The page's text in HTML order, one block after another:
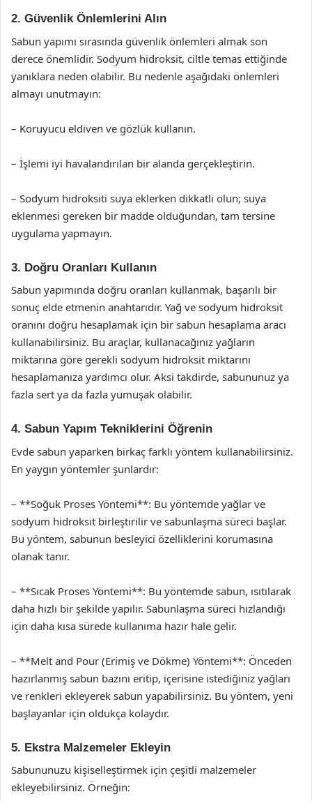
2. Güvenlik Önlemlerini Alın
Sabun yapımı sırasında güvenlik önlemleri almak son
derece önemlidir. Sodyum hidroksit, ciltle temas ettiğinde
yanıklara neden olabilir. Bu nedenle aşağıdaki önlemleri
almayı unutmayın:
– Koruyucu eldiven ve gözlük kullanın.
– İşlemi iyi havalandırılan bir alanda gerçekleştirin.
– Sodyum hidroksiti suya eklerken dikkatli olun; suya
eklenmesi gereken bir madde olduğundan, tam tersine
uygulama yapmayın.
3. Doğru Oranları Kullanın
Sabun yapımında doğru oranları kullanmak, başarılı bir
sonuç elde etmenin anahtarıdır. Yağ ve sodyum hidroksit
oranını doğru hesaplamak için bir sabun hesaplama aracı
kullanabilirsiniz. Bu araçlar, kullanacağınız yağların
miktarına göre gerekli sodyum hidroksit miktarını
hesaplamanıza yardımcı olur. Aksi takdirde, sabununuz ya
fazla sert ya da fazla yumuşak olabilir.
4. Sabun Yapım Tekniklerini Öğrenin
Evde sabun yaparken birkaç farklı yöntem kullanabilirsiniz.
En yaygın yöntemler şunlardır:
– **Soğuk Proses Yöntemi**: Bu yöntemde yağlar ve
sodyum hidroksit birleştirilir ve sabunlaşma süreci başlar.
Bu yöntem, sabunun besleyici özelliklerini korumasına
olanak tanır.
– **Sıcak Proses Yöntemi**: Bu yöntemde sabun, ısıtılarak
daha hızlı bir şekilde yapılır. Sabunlaşma süreci hızlandığı
için daha kısa sürede kullanıma hazır hale gelir.
– **Melt and Pour (Erimiş ve Dökme) Yöntemi**: Önceden
hazırlanmış sabun bazını eritip, içerisine istediğiniz yağları
ve renkleri ekleyerek sabun yapabilirsiniz. Bu yöntem, yeni
başlayanlar için oldukça kolaydır.
5. Ekstra Malzemeler Ekleyin
Sabununuzu kişiselleştirmek için çeşitli malzemeler
ekleyebilirsiniz. Örneğin: